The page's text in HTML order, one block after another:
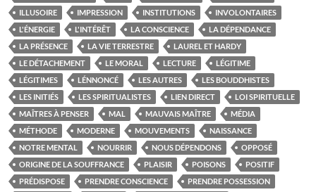
ILLUSOIRE
IMPRESSION INSTITUTIONS
INVOLONTAIRES
L'ÉNERGIE
L'INTÉRÊT LA CONSCIENCE
LA DÉPENDANCE
LA PRÉSENCE
LA VIE TERRESTRE
LAUREL ET HARDY
LE DÉTACHEMENT
LE MORAL LECTURE
LÉGITIME
LÉGITIMES
LÉNNONCÉ LES AUTRES
LES BOUDDHISTES
LES INITIÉS
LES SPIRITUALISTES LIEN DIRECT
LOI SPIRITUELLE
MAÎTRES À PENSER
MAL MAUVAIS MAÎTRE
MÉDIA
MÉTHODE
MODERNE MOUVEMENTS
NAISSANCE
NOTRE MENTAL
NOURRIR NOUS DÉPENDONS
OPPOSÉ
ORIGINE DE LA SOUFFRANCE
PLAISIR POISONS
POSITIF
PRÉDISPOSE
PRENDRE CONSCIENCE
PRENDRE POSSESSION